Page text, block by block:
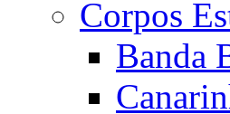
Corpos
Banda